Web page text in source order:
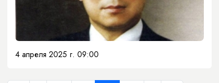
4 апреля 2025 г. 09:00